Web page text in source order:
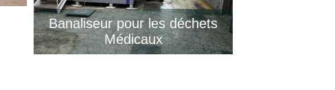
Banaliseur pour les déchets
Médicaux